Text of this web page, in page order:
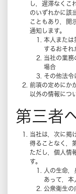
し，遅滞なくこ
のいずれかに該
こともあり，開
通知します。
本人または
するおそれ
当社の業務
場合
その他法令
前項の定めにか
以外の情報につ
第三者
当社は，次に掲
得ることなく，
ただし，個人情
す。
人の生命
あって，本
公衆衛生の